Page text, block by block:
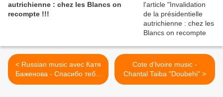
autrichienne : chez les Blancs on
recompte !!!
< Russian music avec Катя
Баженова - Спасибо тебе,
лето!
Cote d'Ivoire music -
Chantal Taiba "Doubehi" >